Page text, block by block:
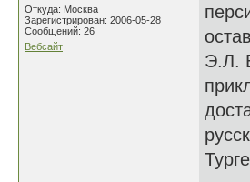
Откуда: Москва
Зарегистрирован: 2006-05-28
Сообщений: 26
Вебсайт
Э.Л.